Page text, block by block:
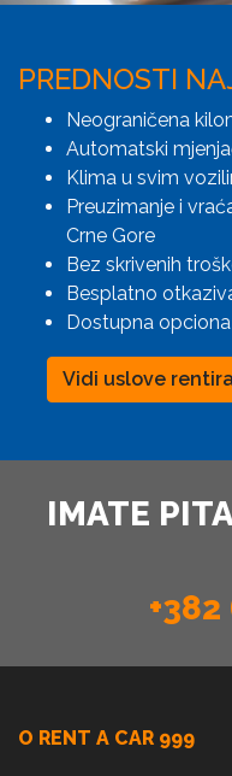
PREDNOSTI
Neograničena
Automatski
Klima u svim
Preuzimanje i
Crne Gore
Bez skrivenih
Besplatno
Dostupna
Vidi uslove
IMATE
O RENT A CAR 999